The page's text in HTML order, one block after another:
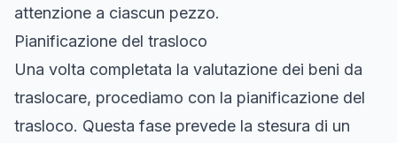
attenzione a ciascun pezzo.
Pianificazione del trasloco
Una volta completata la valutazione dei beni da
traslocare, procediamo con la pianificazione del
trasloco. Questa fase prevede la stesura di un